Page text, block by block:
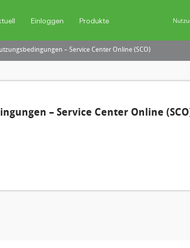
Einloggen Produkte
– Service Center Online (SCO)
– Service Center Online